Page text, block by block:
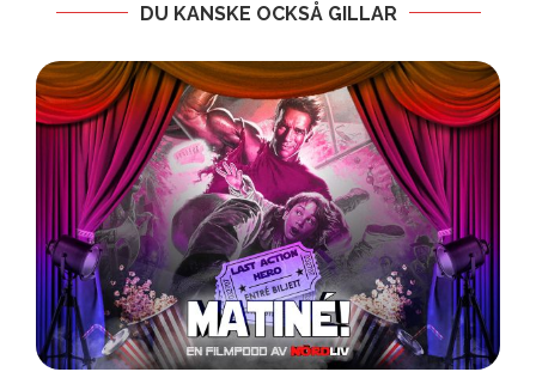
DU KANSKE OCKSÅ GILLAR